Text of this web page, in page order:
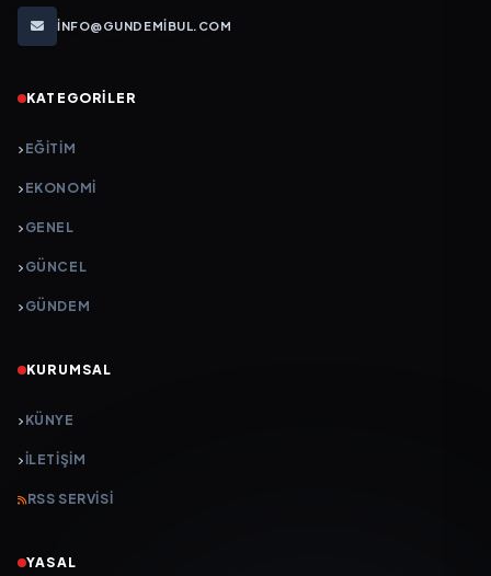
INFO@GUNDEMIBUL.COM
KATEGORILER
EĞITIM
EKONOMI
GENEL
GÜNCEL
GÜNDEM
KURUMSAL
KÜNYE
İLETIŞIM
RSS SERVISI
YASAL